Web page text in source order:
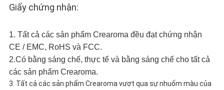
Giấy chứng nhận:
1. Tất cả các sản phẩm Crearoma đều đạt chứng nhận
CE / EMC, RoHS và FCC.
2.Có bằng sáng chế, thực tế và bằng sáng chế cho tất cả
các sản phẩm Crearoma.
3. Tất cả các sản phẩm Crearoma vượt qua sự nhuốm màu của